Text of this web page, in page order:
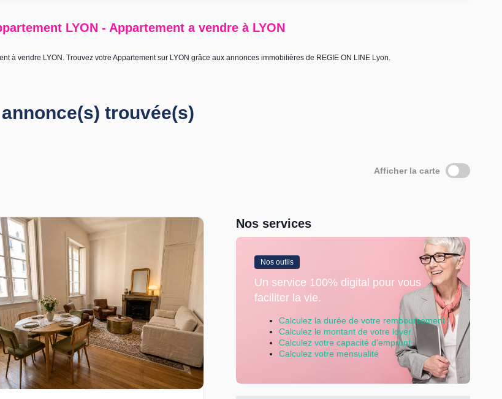
LYON - Appartement a vendre à LYON
à vendre LYON. Trouvez votre Appartement sur LYON grâce aux annonces immobilières de REGIE ON LINE Lyon.
trouvée(s)
Afficher la carte
Nos services
Nos outils
Un service 100% digital pour vous
faciliter la vie.
Calculez la durée de votre remboursement
Calculez le montant de votre loyer
Calculez votre capacité d’emprunt
Calculez votre mensualité